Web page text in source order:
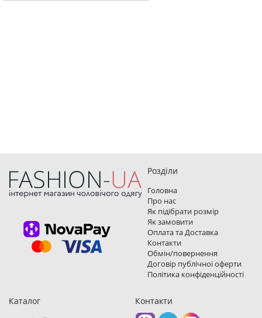
Розділи
Головна
Про нас
Як підібрати розмір
Як замовити
Оплата та Доставка
Контакти
Обмін/повернення
Договір публічної оферти
Політика конфіденційності
Каталог Контакти